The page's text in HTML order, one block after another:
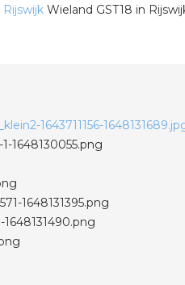
Rijswijk Wieland GST18 in